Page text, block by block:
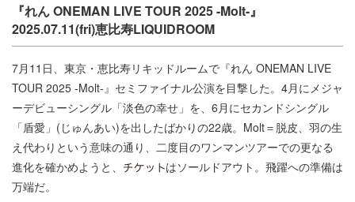
『れん ONEMAN LIVE TOUR 2025 -Molt-』
2025.07.11(fri)恵比寿LIQUIDROOM
7月11日、東京・恵比寿リキッドルームで『れん ONEMAN LIVE
TOUR 2025 -Molt-』セミファイナル公演を目撃した。4月にメジャ
ーデビューシングル「淡色の幸せ」を、6月にセカンドシングル
「盾愛」(じゅんあい)を出したばかりの22歳。Molt＝脱皮、羽の生
え代わりという意味の通り、二度目のワンマンツアーでの更なる
進化を確かめようと、
はソールドアウト。飛躍への準備は
万端だ。